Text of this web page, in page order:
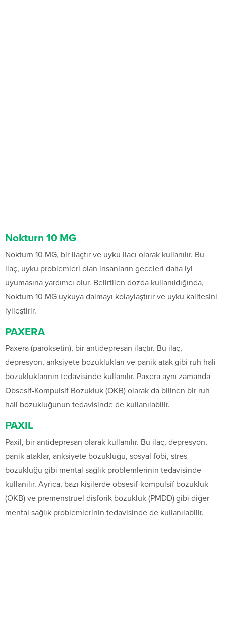
Nokturn 10 MG
Nokturn 10 MG, bir ilaçtır ve uyku ilacı olarak kullanılır. Bu
ilaç, uyku problemleri olan insanların geceleri daha iyi
uyumasına yardımcı olur. Belirtilen dozda kullanıldığında,
Nokturn 10 MG uykuya dalmayı kolaylaştırır ve uyku kalitesini
iyileştirir.
PAXERA
Paxera (paroksetin), bir antidepresan ilaçtır. Bu ilaç,
depresyon, anksiyete bozuklukları ve panik atak gibi ruh hali
bozukluklarının tedavisinde kullanılır. Paxera aynı zamanda
Obsesif-Kompulsif Bozukluk (OKB) olarak da bilinen bir ruh
hali bozukluğunun tedavisinde de kullanılabilir.
PAXIL
Paxil, bir antidepresan olarak kullanılır. Bu ilaç, depresyon,
panik ataklar, anksiyete bozukluğu, sosyal fobi, stres
bozukluğu gibi mental sağlık problemlerinin tedavisinde
kullanılır. Ayrıca, bazı kişilerde obsesif-kompulsif bozukluk
(OKB) ve premenstruel disforik bozukluk (PMDD) gibi diğer
mental sağlık problemlerinin tedavisinde de kullanılabilir.